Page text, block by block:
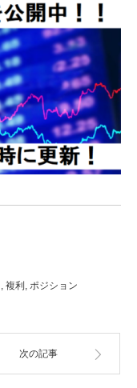
複利 ポジション
次の記事